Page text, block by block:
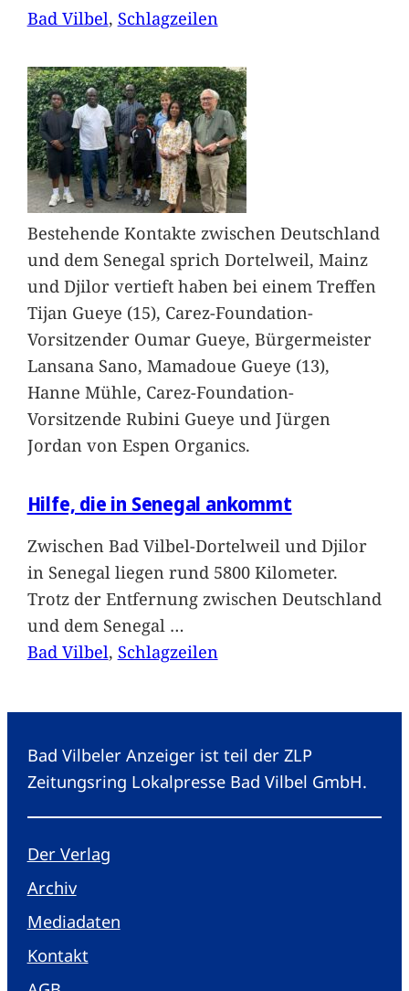
Bad Vilbel, Schlagzeilen
Bestehende Kontakte zwischen Deutschland
und dem Senegal sprich Dortelweil, Mainz
und Djilor vertieft haben bei einem Treffen
Tijan Gueye (15), Carez-Foundation-
Vorsitzender Oumar Gueye, Bürgermeister
Lansana Sano, Mamadoue Gueye (13),
Hanne Mühle, Carez-Foundation-
Vorsitzende Rubini Gueye und Jürgen
Jordan von Espen Organics.
Hilfe, die in Senegal ankommt
Zwischen Bad Vilbel-Dortelweil und Djilor
in Senegal liegen rund 5800 Kilometer.
Trotz der Entfernung zwischen Deutschland
und dem Senegal …
Bad Vilbel, Schlagzeilen
Bad Vilbeler Anzeiger ist teil der ZLP
Zeitungsring Lokalpresse Bad Vilbel GmbH.
Der Verlag
Archiv
Mediadaten
Kontakt